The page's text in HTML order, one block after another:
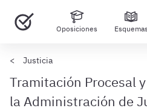
Oposiciones Esquemas
Justicia
Tramitación Procesal
la Administración de